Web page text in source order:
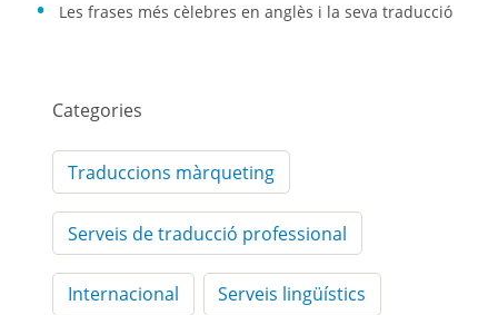
Les frases més cèlebres en anglès i la seva traducció
Categories
Traduccions màrqueting
Serveis de traducció professional
Internacional Serveis lingüístics